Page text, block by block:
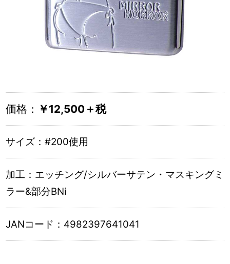
価格： ￥12,500＋税
サイズ：#200使用
加工： エッチング/シルバーサテン・マスキングミ
ラー&部分BNi
JANコード： 4982397641041